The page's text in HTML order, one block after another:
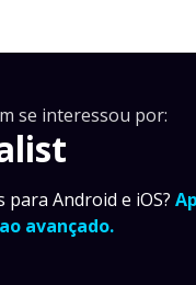
se interessou por:
Android e iOS?
avançado.